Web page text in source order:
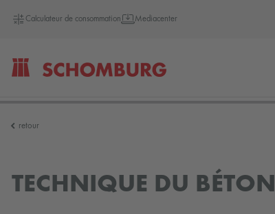
Calculateur de consommation Mediacenter
retour
TECHNIQUE DU BÉTON